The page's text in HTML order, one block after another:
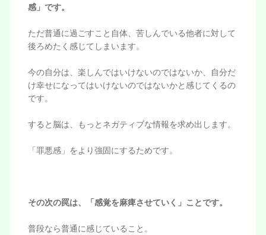
感」です。
ただ普通に過ごすこと自体、苦しんでいる他者に対して
後ろめたく感じてしまいます。
今の自分は、楽しんではいけないのではないか、自分だ
け幸せになってはいけないのではないかと感じてくるの
です。
すると脳は、もっとネガティブな情報を求め出します。
「罪悪感」をより強固にするためです。
その次の罠は、「感覚を麻痺させていく」ことです。
普段なら普通に感じていること。